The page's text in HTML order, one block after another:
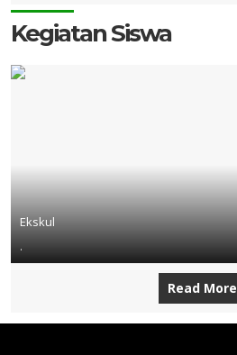
Kegiatan Siswa
Ekskul
.
Read More